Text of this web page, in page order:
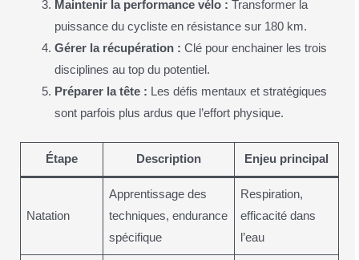
Maintenir la performance vélo : Transformer la
puissance du cycliste en résistance sur 180 km.
Gérer la récupération : Clé pour enchainer les trois
disciplines au top du potentiel.
Préparer la tête : Les défis mentaux et stratégiques
sont parfois plus ardus que l’effort physique.
Étape Description Enjeu principal
Natation
Apprentissage des
techniques, endurance
spécifique
Respiration,
efficacité dans
l’eau